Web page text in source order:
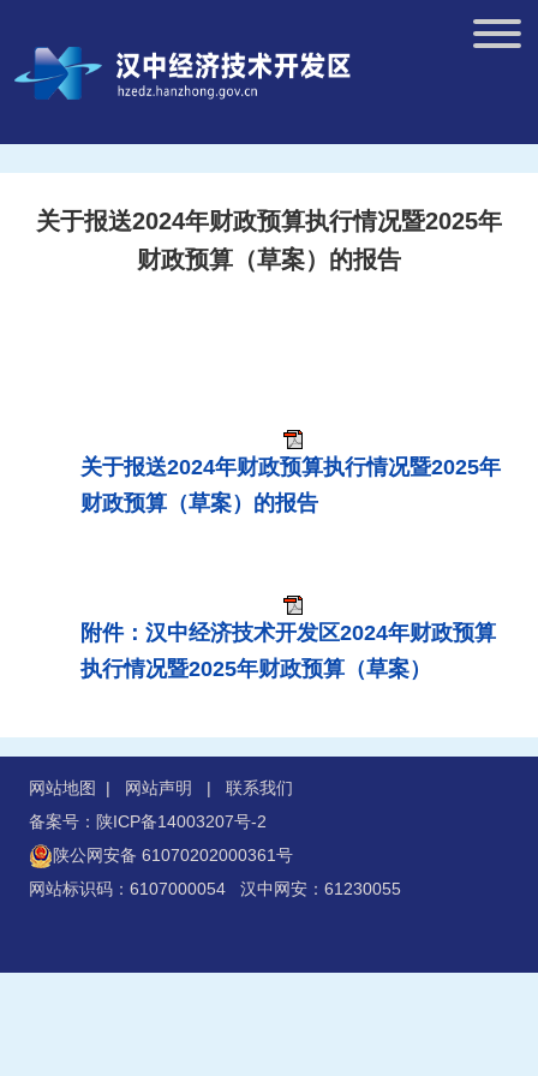
关于报送2024年财政预算执行情况暨2025年
财政预算（草案）的报告
关于报送2024年财政预算执行情况暨2025年
财政预算（草案）的报告
附件：汉中经济技术开发区2024年财政预算
执行情况暨2025年财政预算（草案）
网站地图 | 网站声明 | 联系我们
备案号：陕ICP备14003207号-2
陕公网安备 61070202000361号
网站标识码：6107000054 汉中网安：61230055